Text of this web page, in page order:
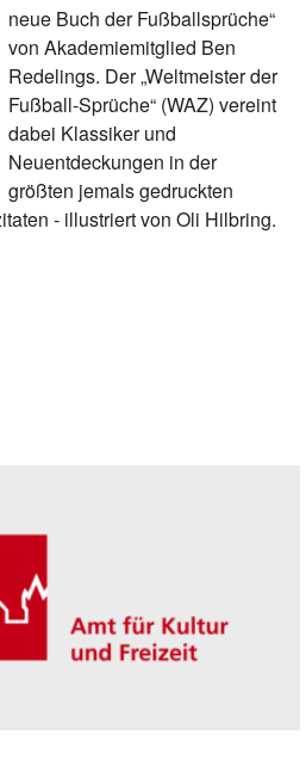
neue Buch der Fußballsprüche“
von Akademiemitglied Ben
Redelings. Der „Weltmeister der
Fußball-Sprüche“ (WAZ) vereint
dabei Klassiker und
Neuentdeckungen in der
größten jemals gedruckten
- illustriert von Oli Hilbring.